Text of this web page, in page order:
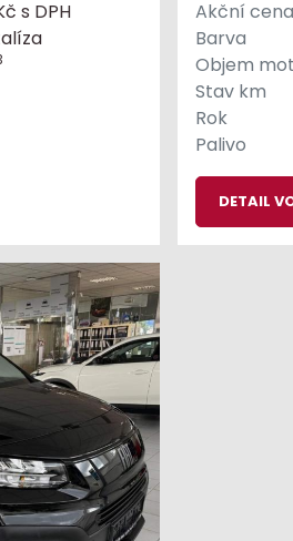
s DPH
Akční cena
Barva
Objem
Stav km
Rok
Palivo
DETAIL